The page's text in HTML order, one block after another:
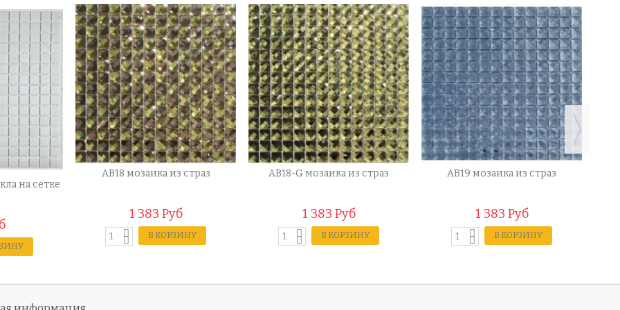
на сетке
AB18 мозаика из страз
1 383 Руб
В КОРЗИНУ
AB18-G мозаика из страз
1 383 Руб
В КОРЗИНУ
AB19 мозаика из страз
1 383 Руб
В КОРЗИНУ